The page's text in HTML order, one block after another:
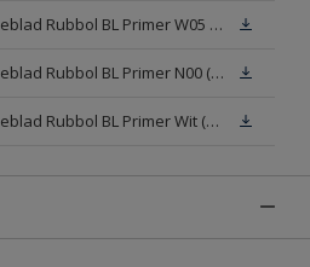
Veiligheidsinformatieblad Rubbol BL Primer W05 (MSDS)
Veiligheidsinformatieblad Rubbol BL Primer N00 (MSDS)
Veiligheidsinformatieblad Rubbol BL Primer Wit (MSDS)